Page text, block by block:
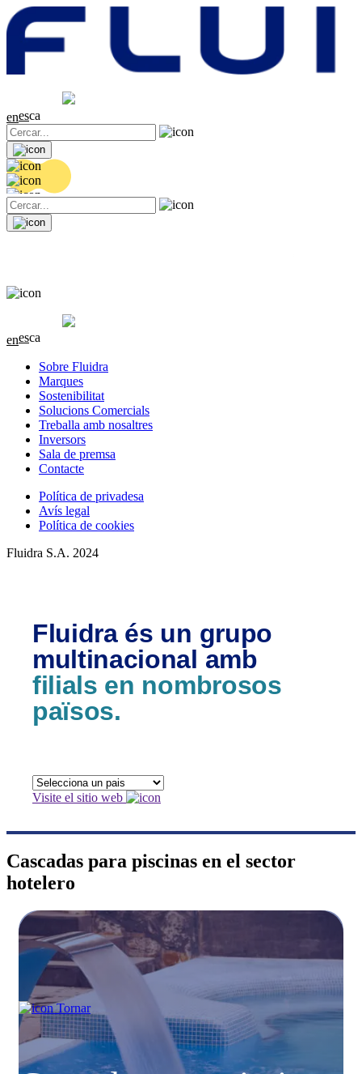
0.04 (+0.2%)
enesca
0.04 (+0.2%)
enesca
Sobre Fluidra
Marques
Sostenibilitat
Solucions Comercials
Treballa amb nosaltres
Inversors
Sala de premsa
Contacte
Política de privadesa
Avís legal
Política de cookies
Fluidra S.A. 2024
Fluidra és un grupo
multinacional amb
filials en nombrosos
països.
Visite el sitio web
Cascadas para piscinas en el sector
hotelero
Tornar